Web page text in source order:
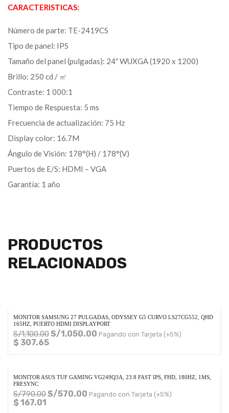
CARACTERISTICAS:
Número de parte: TE-2419CS
Tipo de panel: IPS
Tamaño del panel (pulgadas): 24″ WUXGA (1920 x 1200)
Brillo: 250 cd / ㎡
Contraste: 1 000:1
Tiempo de Respuesta: 5 ms
Frecuencia de actualización: 75 Hz
Display color: 16.7M
Ángulo de Visión: 178°(H) / 178°(V)
Puertos de E/S: HDMI – VGA
Garantía: 1 año
PRODUCTOS
RELACIONADOS
MONITOR SAMSUNG 27 PULGADAS, ODYSSEY G5 CURVO LS27CG552, QHD
165HZ, PUERTO HDMI DISPLAYPORT
S/1,100.00S/1,050.00 Pagando con Tarjeta (+5%)
$ 307.65
MONITOR ASUS TUF GAMING VG249Q3A, 23.8 FAST IPS, FHD, 180HZ, 1MS,
FRESYNC
S/790.00S/570.00 Pagando con Tarjeta (+5%)
$ 167.01